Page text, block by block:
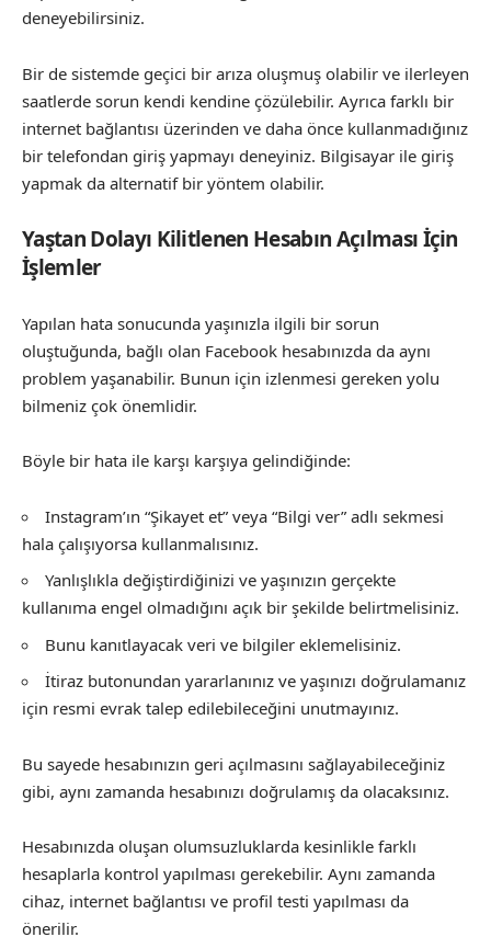
deneyebilirsiniz.
Bir de sistemde geçici bir arıza oluşmuş olabilir ve ilerleyen
saatlerde sorun kendi kendine çözülebilir. Ayrıca farklı bir
internet bağlantısı üzerinden ve daha önce kullanmadığınız
bir telefondan giriş yapmayı deneyiniz. Bilgisayar ile giriş
yapmak da alternatif bir yöntem olabilir.
Yaştan Dolayı Kilitlenen Hesabın Açılması İçin
İşlemler
Yapılan hata sonucunda yaşınızla ilgili bir sorun
oluştuğunda, bağlı olan Facebook hesabınızda da aynı
problem yaşanabilir. Bunun için izlenmesi gereken yolu
bilmeniz çok önemlidir.
Böyle bir hata ile karşı karşıya gelindiğinde:
Instagram’ın “Şikayet et” veya “Bilgi ver” adlı sekmesi
hala çalışıyorsa kullanmalısınız.
Yanlışlıkla değiştirdiğinizi ve yaşınızın gerçekte
kullanıma engel olmadığını açık bir şekilde belirtmelisiniz.
Bunu kanıtlayacak veri ve bilgiler eklemelisiniz.
İtiraz butonundan yararlanınız ve yaşınızı doğrulamanız
için resmi evrak talep edilebileceğini unutmayınız.
Bu sayede hesabınızın geri açılmasını sağlayabileceğiniz
gibi, aynı zamanda hesabınızı doğrulamış da olacaksınız.
Hesabınızda oluşan olumsuzluklarda kesinlikle farklı
hesaplarla kontrol yapılması gerekebilir. Aynı zamanda
cihaz, internet bağlantısı ve profil testi yapılması da
önerilir.